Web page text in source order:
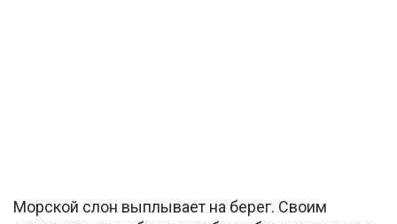
Морской слон выплывает на берег. Своим